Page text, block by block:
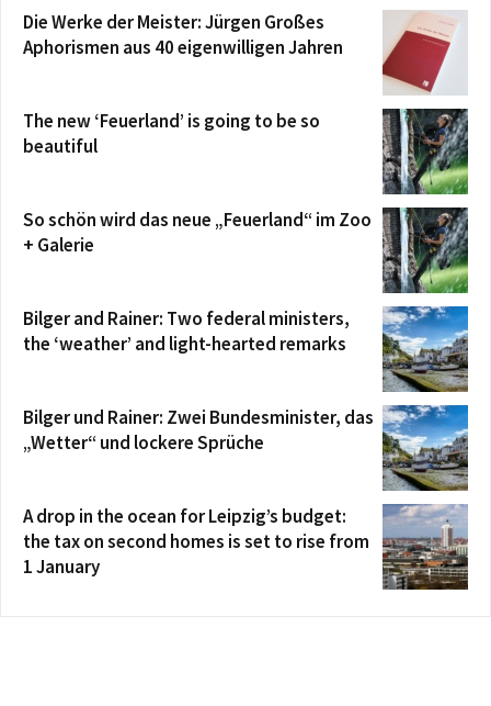
Die Werke der Meister: Jürgen Großes
Aphorismen aus 40 eigenwilligen Jahren
The new ‘Feuerland’ is going to be so
beautiful
So schön wird das neue „Feuerland“ im Zoo
+ Galerie
Bilger and Rainer: Two federal ministers,
the ‘weather’ and light-hearted remarks
Bilger und Rainer: Zwei Bundesminister, das
„Wetter“ und lockere Sprüche
A drop in the ocean for Leipzig’s budget:
the tax on second homes is set to rise from
1 January